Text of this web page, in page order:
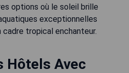
options où le soleil brille
exceptionnelles
tropical enchanteur.
Hôtels Avec